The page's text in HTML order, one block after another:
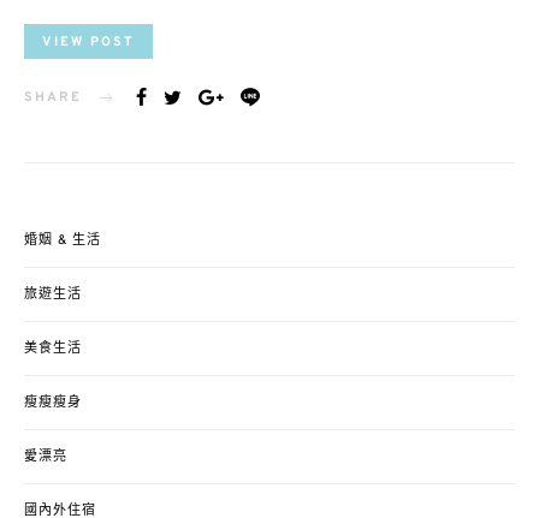
VIEW POST
SHARE
婚姻 & 生活
旅遊生活
美食生活
瘦瘦瘦身
愛漂亮
國內外住宿